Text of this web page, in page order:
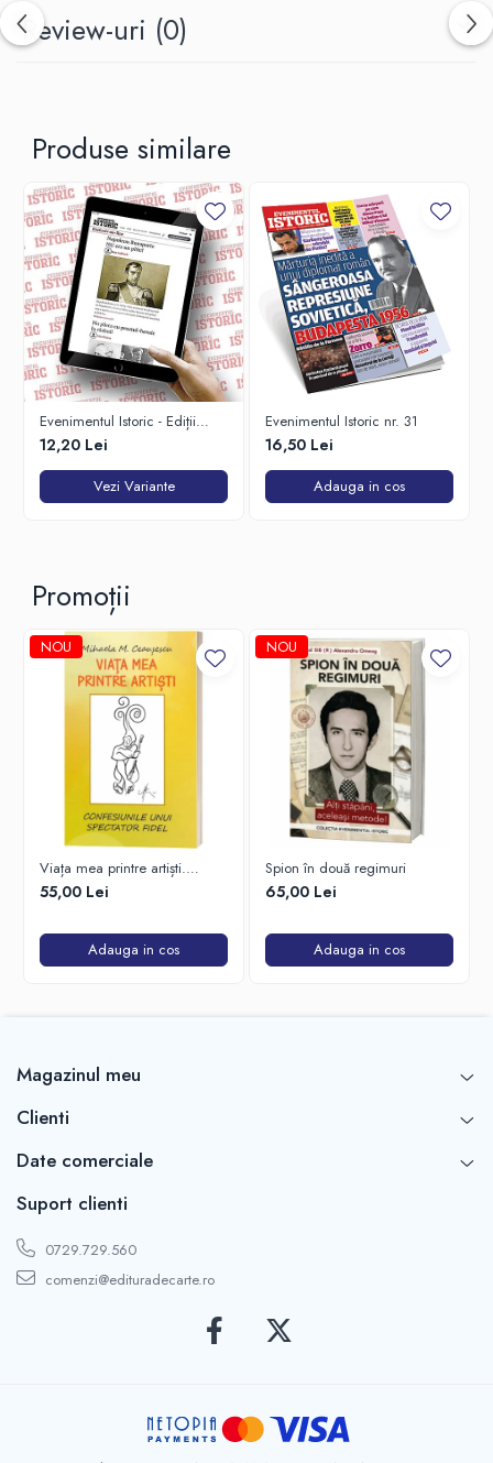
Review-uri (0)
Produse similare
Evenimentul Istoric - Ediții
Electronice
12,20 Lei
Vezi Variante
Evenimentul Istoric nr. 31
16,50 Lei
Adauga in cos
Promoții
NOU
Viața mea printre artiști.
Confesiunile unui spectator
fidel
55,00 Lei
Adauga in cos
NOU
Spion în două regimuri
65,00 Lei
Adauga in cos
Magazinul meu
Clienti
Date comerciale
Suport clienti
0729.729.560
comenzi@edituradecarte.ro